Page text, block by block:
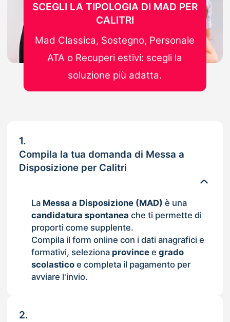
1.
Compila la tua domanda di Messa a
Disposizione per Calitri
La Messa a Disposizione (MAD) è una
candidatura spontanea che ti permette di
proporti come supplente.
Compila il form online con i dati anagrafici e
formativi, seleziona provincee grado
scolasticoe completa il pagamento per
avviare l'invio.
2.
SCEGLI LA TIPOLOGIA DI MAD PER
CALITRI
Mad Classica, Sostegno, Personale
ATA o Recuperi estivi: scegli la
soluzione più adatta.